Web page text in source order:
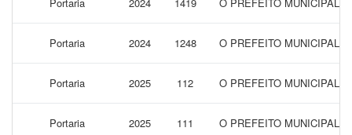
Portaria 2024 1248 O PREFEITO MUNICIPAL
Portaria 2025 112 O PREFEITO MUNICIPAL
Portaria 2025 111 O PREFEITO MUNICIPAL